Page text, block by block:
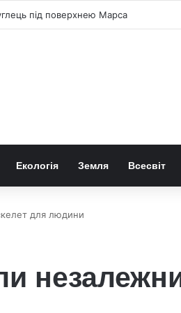
під поверхнею Марса
Екологія Земля Всесвіт
для людини